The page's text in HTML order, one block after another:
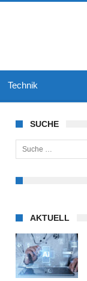
Technik
SUCHE
Suche nach:
AKTUELL